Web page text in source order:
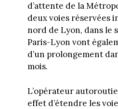
d’attente de la
deux voies réservées
nord de Lyon, dans le
Paris-Lyon vont
d’un prolongement
mois.
L’opérateur
effet d’étendre les